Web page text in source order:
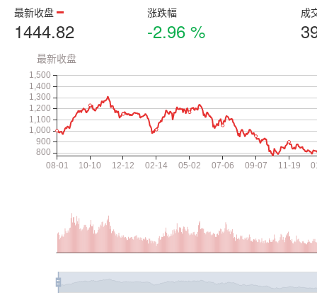
最新收盘
1444.82
涨跌幅
-2.96 %
成